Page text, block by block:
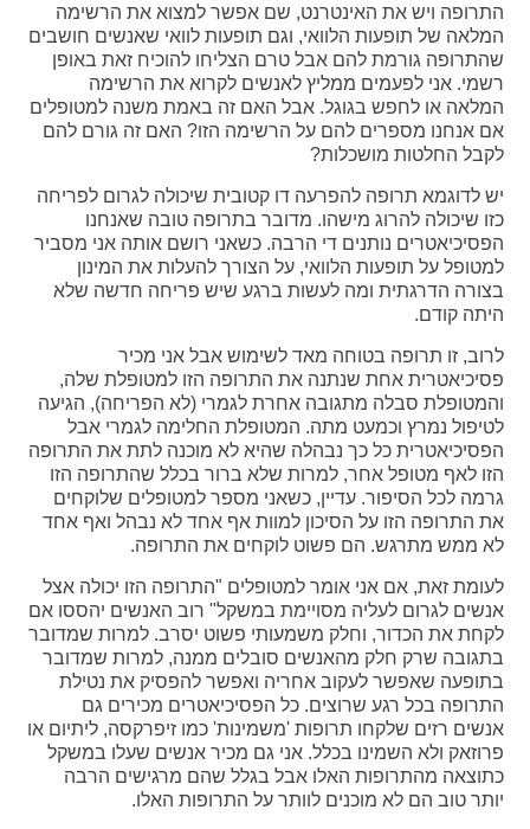
התרופה ויש את האינטרנט, שם אפשר למצוא את הרשימה
המלאה של תופעות הלוואי, וגם תופעות לוואי שאנשים חושבים
שהתרופה גורמת להם אבל טרם הצליחו להוכיח זאת באופן
רשמי. אני לפעמים ממליץ לאנשים לקרוא את הרשימה
המלאה או לחפש בגוגל. אבל האם זה באמת משנה למטופלים
אם אנחנו מספרים להם על הרשימה הזו? האם זה גורם להם
לקבל החלטות מושכלות?
יש לדוגמא תרופה להפרעה דו קטובית שיכולה לגרום לפריחה
כזו שיכולה להרוג מישהו. מדובר בתרופה טובה שאנחנו
הפסיכיאטרים נותנים די הרבה. כשאני רושם אותה אני מסביר
למטופל על תופעות הלוואי, על הצורך להעלות את המינון
בצורה הדרגתית ומה לעשות ברגע שיש פריחה חדשה שלא
היתה קודם.
לרוב, זו תרופה בטוחה מאד לשימוש אבל אני מכיר
פסיכיאטרית אחת שנתנה את התרופה הזו למטופלת שלה,
והמטופלת סבלה מתגובה אחרת לגמרי (לא הפריחה), הגיעה
לטיפול נמרץ וכמעט מתה. המטופלת החלימה לגמרי אבל
הפסיכיאטרית כל כך נבהלה שהיא לא מוכנה לתת את התרופה
הזו לאף מטופל אחר, למרות שלא ברור בכלל שהתרופה הזו
גרמה לכל הסיפור. עדיין, כשאני מספר למטופלים שלוקחים
את התרופה הזו על הסיכון למוות אף אחד לא נבהל ואף אחד
לא ממש מתרגש. הם פשוט לוקחים את התרופה.
לעומת זאת, אם אני אומר למטופלים "התרופה הזו יכולה אצל
אנשים לגרום לעליה מסויימת במשקל" רוב האנשים יהססו אם
לקחת את הכדור, וחלק משמעותי פשוט יסרב. למרות שמדובר
בתגובה שרק חלק מהאנשים סובלים ממנה, למרות שמדובר
בתופעה שאפשר לעקוב אחריה ואפשר להפסיק את נטילת
התרופה בכל רגע שרוצים. כל הפסיכיאטרים מכירים גם
אנשים רזים שלקחו תרופות 'משמינות' כמו זיפרקסה, ליתיום או
פרוזאק ולא השמינו בכלל. אני גם מכיר אנשים שעלו במשקל
כתוצאה מהתרופות האלו אבל בגלל שהם מרגישים הרבה
יותר טוב הם לא מוכנים לוותר על התרופות האלו.